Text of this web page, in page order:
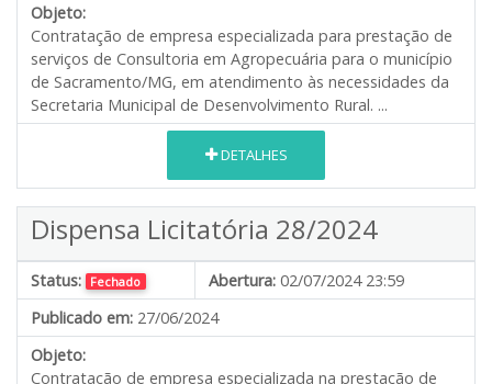
Objeto:
Contratação de empresa especializada para prestação de
serviços de Consultoria em Agropecuária para o município
de Sacramento/MG, em atendimento às necessidades da
Secretaria Municipal de Desenvolvimento Rural. ...
DETALHES
Dispensa Licitatória 28/2024
Status: Fechado Abertura: 02/07/2024 23:59
Publicado em: 27/06/2024
Objeto:
Contratação de empresa especializada na prestação de